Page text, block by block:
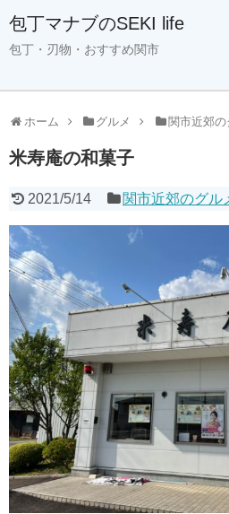
包丁マナブのSEKI life
包丁・刃物・おすすめ関市
ホーム グルメ 関市近郊の
米寿庵の和菓子
2021/5/14 関市近郊のグル